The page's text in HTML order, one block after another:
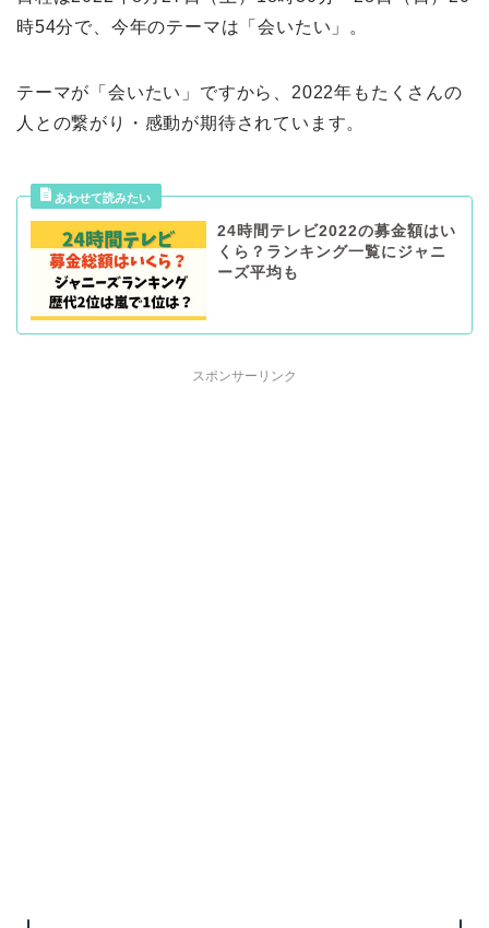
時54分で、今年のテーマは「会いたい」。
テーマが「会いたい」ですから、2022年もたくさんの
人との繋がり・感動が期待されています。
24時間テレビ2022の募金額はい
くら？ランキング一覧にジャニ
ーズ平均も
スポンサーリンク